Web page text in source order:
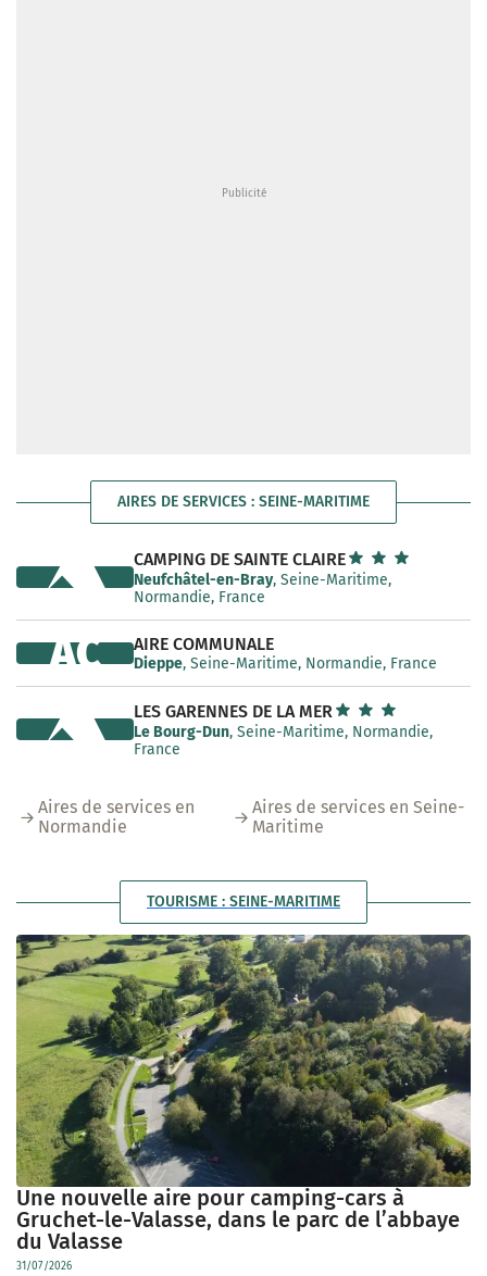
AIRES DE SERVICES : SEINE-MARITIME
CAMPING DE SAINTE CLAIRE
Neufchâtel-en-Bray, Seine-Maritime,
Normandie, France
AIRE COMMUNALE
Dieppe, Seine-Maritime, Normandie, France
AC
LES GARENNES DE LA MER
Le Bourg-Dun, Seine-Maritime, Normandie,
France
Aires de services en
Normandie
Aires de services en Seine-
Maritime
TOURISME : SEINE-MARITIME
Une nouvelle aire pour camping-cars à
Gruchet-le-Valasse, dans le parc de l’abbaye
du Valasse
31/07/2026